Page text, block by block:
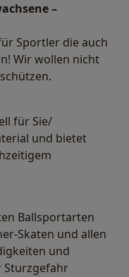
–
Sportler die auch
Wir wollen nicht
für Sie/
und bietet
Ballsportarten
Skaten und allen
und
Sturzgefahr